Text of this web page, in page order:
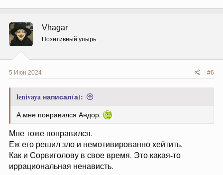
Vhagar
Позитивный упырь
5 Июн 2024 #6
lenivaya написал(а):
А мне понравился Андор.
Мне тоже понравился.
Еж его решил зло и немотивированно хейтить.
Как и Сорвиголову в свое время. Это какая-то
иррациональная ненависть.